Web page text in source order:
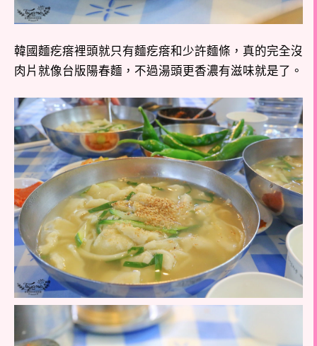
韓國麵疙瘩裡頭就只有麵疙瘩和少許麵條，真的完全沒
肉片就像台版陽春麵，不過湯頭更香濃有滋味就是了。